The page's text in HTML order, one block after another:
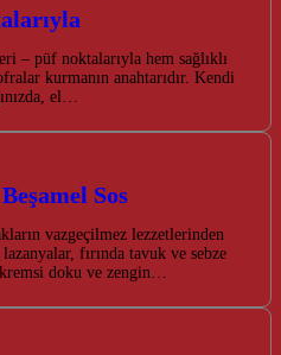
– püf noktalarıyla hem sağlıklı
kurmanın anahtarıdır. Kendi
el…
Sos
vazgeçilmez lezzetlerinden
fırında tavuk ve sebze
doku ve zengin…